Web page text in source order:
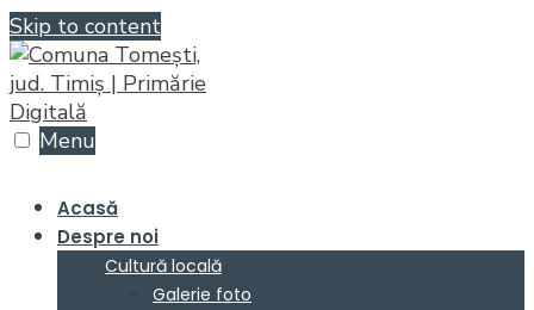
Skip to content
Menu
Acasă
Despre noi
Cultură locală
Galerie foto